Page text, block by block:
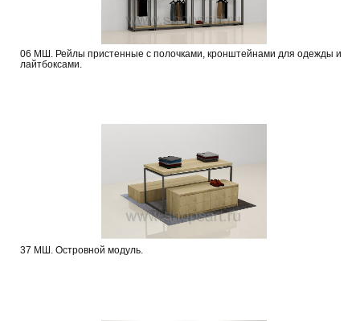
06 МШ. Рейлы пристенные с полочками, кронштейнами для одежды и
лайтбоксами.
37 МШ. Островной модуль.